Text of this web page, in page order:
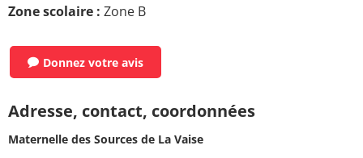
Zone scolaire : Zone B
Donnez votre avis
Adresse, contact, coordonnées
Maternelle des Sources de La Vaise